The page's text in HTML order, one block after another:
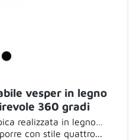
vesper in legno
360 gradi
realizzata in legno
con stile quattro...